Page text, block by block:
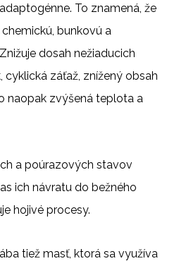
To znamená, že
bunkovú a
dosah nežiaducich
cyklická záťaž, znížený obsah
naopak zvýšená teplota a
a poúrazových stavov
ich návratu do bežného
hojivé procesy.
tiež masť, ktorá sa využíva